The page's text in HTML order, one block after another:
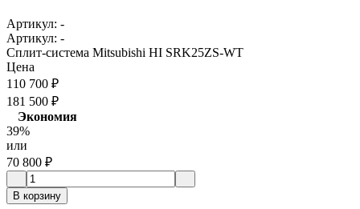
Артикул: -
Артикул: -
Сплит-система Mitsubishi HI SRK25ZS-WT
Цена
110 700 ₽
181 500 ₽
Экономия
39%
или
70 800 ₽
В корзину